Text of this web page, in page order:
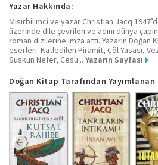
Yazar Hakkında:
Mısırbilimci ve yazar Christian Jacq
üzerinde dile çevrilen ve adını dünya
roman dizilerine imza attı. Yazarın Doğan
eserleri: Katledilen Piramit, Çöl Yasası,
Suskun Nefer, Cesu... Yazarın Sayfası
Doğan Kitap Tarafından Yayımlanan